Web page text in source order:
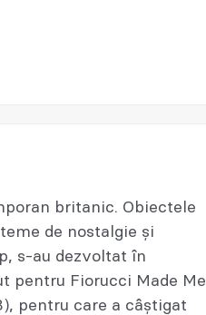
britanic. Obiectele
de nostalgie și
s-au dezvoltat în
pentru Fiorucci Made Me
pentru care a câștigat